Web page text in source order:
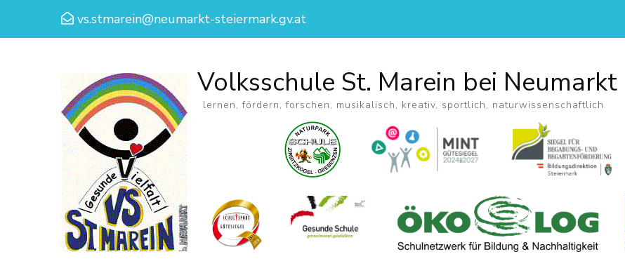
vs.stmarein@neumarkt-steiermark.gv.at
Volksschule St. Marein bei Neumarkt
lernen, fördern, forschen, musikalisch, kreativ, sportlich, naturwissenschaftlich